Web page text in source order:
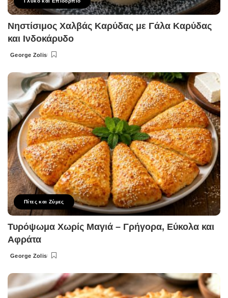
Νηστίσιμος Χαλβάς Καρύδας με Γάλα Καρύδας
και Ινδοκάρυδο
Posted
George Zolis
Πίτες και Ζύμες
Τυρόψωμα Χωρίς Μαγιά – Γρήγορα, Εύκολα και
Αφράτα
Posted
George Zolis